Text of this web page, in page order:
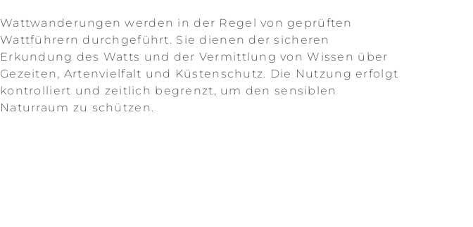
Wattwanderungen werden in der Regel von geprüften
Wattführern durchgeführt. Sie dienen der sicheren
Erkundung des Watts und der Vermittlung von Wissen über
Gezeiten, Artenvielfalt und Küstenschutz. Die Nutzung erfolgt
kontrolliert und zeitlich begrenzt, um den sensiblen
Naturraum zu schützen.